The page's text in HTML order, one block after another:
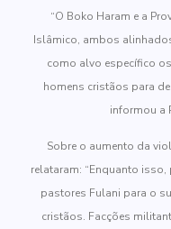
“O Boko Haram e a
Islâmico, ambos
como alvo específico
homens cristãos para
informou a
Sobre o aumento da
relataram: “Enquanto
pastores Fulani para o
cristãos. Facções